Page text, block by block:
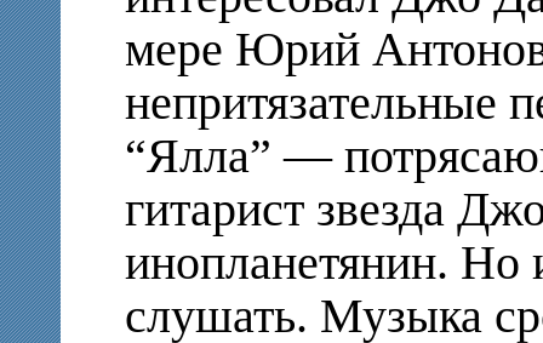
мере Юрий
непритязательные
“Ялла” —
гитарист звезда
инопланетянин. Но
слушать. Музыка